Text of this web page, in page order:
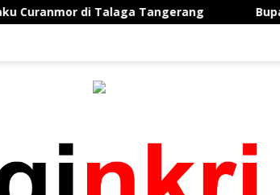
di Talaga Tangerang Bupati Aep